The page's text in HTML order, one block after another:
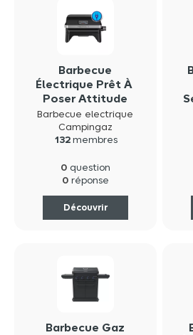
Barbecue
Électrique Prêt À
Poser Attitude
2GO Electric
Campingaz
Barbecue electrique
Campingaz
132 membres
0 question
0 réponse
Découvrir
Barbecue Gaz